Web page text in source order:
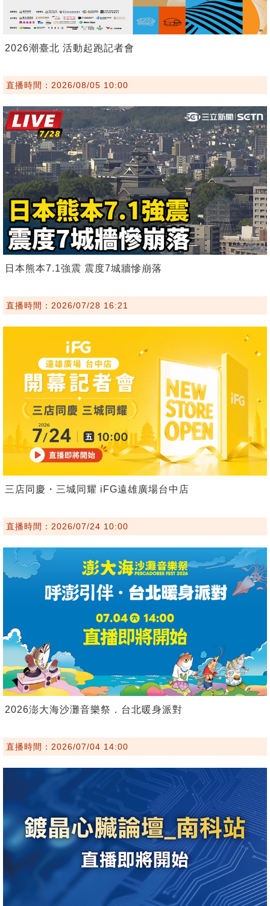
2026潮臺北 活動起跑記者會
直播時間：2026/08/05 10:00
日本熊本7.1強震 震度7城牆慘崩落
直播時間：2026/07/28 16:21
三店同慶・三城同耀 iFG遠雄廣場台中店
直播時間：2026/07/24 10:00
2026澎大海沙灘音樂祭．台北暖身派對
直播時間：2026/07/04 14:00